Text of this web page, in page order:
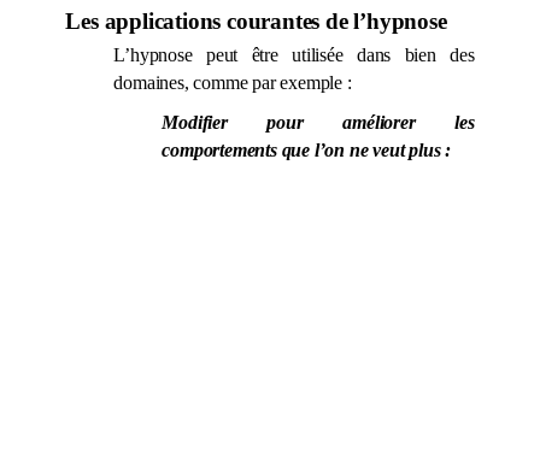
Les applications courantes de l’hypnose
L’hypnose peut être utilisée dans bien des
domaines, comme par exemple :
Modifier pour améliorer les
comportements que l’on ne veut plus :